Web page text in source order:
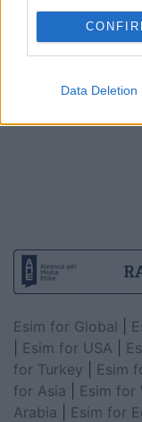
Data Deletion
Esim for Global
Esim for USA
for Turkey
Esim
for Asia
Esim for
Arabia
Esim for